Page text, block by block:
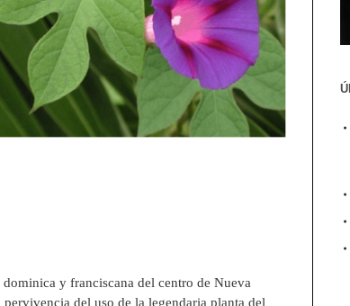
y franciscana del centro de Nueva
pervivencia del uso de la legendaria planta del